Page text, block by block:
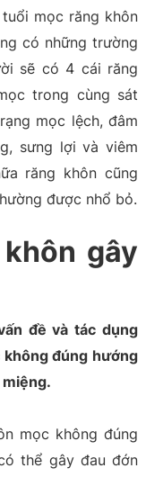
mọc răng khôn
có những trường
sẽ có 4 cái răng
trong cùng sát
mọc lệch, đâm
sưng lợi và viêm
răng khôn cũng
được nhổ bỏ.
gây
đề và tác dụng
đúng hướng
mọc không đúng
thể gây đau đớn